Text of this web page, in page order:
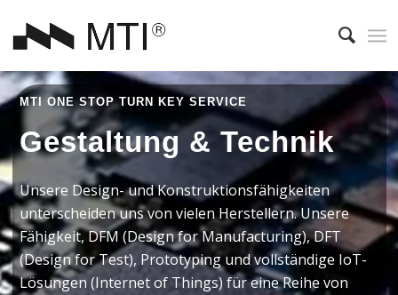
MTI ONE STOP TURN KEY SERVICE
Gestaltung & Technik
Unsere Design- und Konstruktionsfähigkeiten
unterscheiden uns von vielen Herstellern. Unsere
Fähigkeit, DFM (Design for Manufacturing), DFT
(Design for Test), Prototyping und vollständige IoT-
Lösungen (Internet of Things) für eine Reihe von